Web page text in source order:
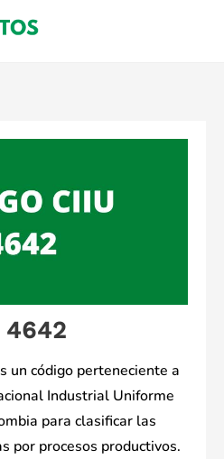
4642
un código perteneciente a
Industrial Uniforme
para clasificar las
por procesos productivos.